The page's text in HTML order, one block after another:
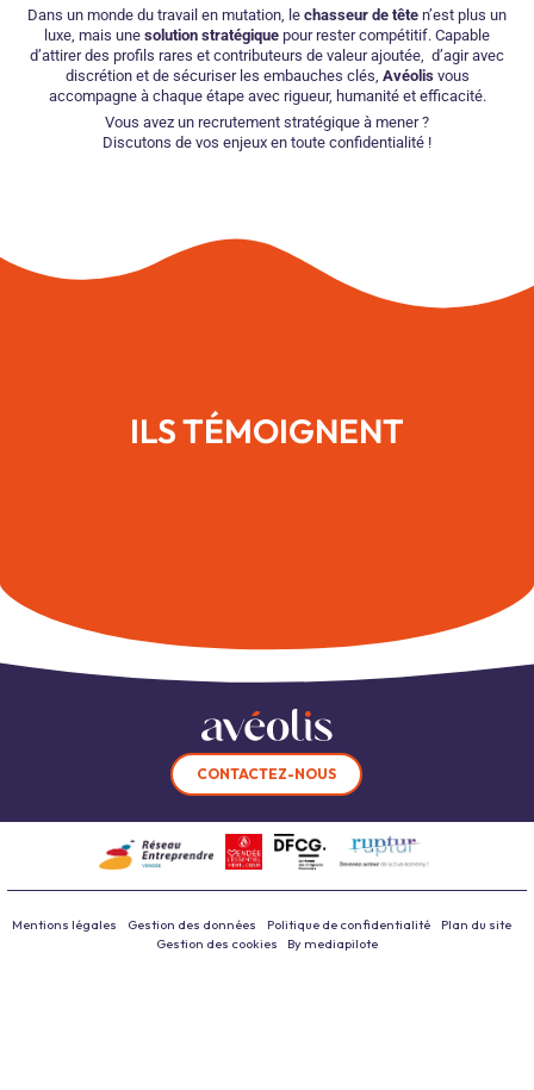
Dans un monde du travail en mutation, le chasseur de tête n’est plus un
luxe, mais une solution stratégique pour rester compétitif. Capable
d’attirer des profils rares et contributeurs de valeur ajoutée, d’agir avec
discrétion et de sécuriser les embauches clés, Avéolisvous
accompagne à chaque étape avec rigueur, humanité et efficacité.
Vous avez un recrutement stratégique à mener ?
Discutons de vos enjeux en toute confidentialité !
ILS TÉMOIGNENT
CONTACTEZ-NOUS
Mentions légales Gestion des données Politique de confidentialité
Plan du site
Gestion des cookies
By mediapilote